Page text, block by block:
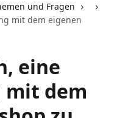
und Fragen
mit dem eigenen
eine
dem